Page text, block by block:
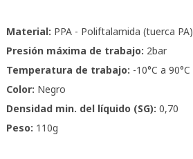
Material: PPA - Poliftalamida (tuerca PA)
Presión máxima de trabajo: 2bar
Temperatura de trabajo: -10°C a 90°C
Color: Negro
Densidad min. del líquido (SG): 0,70
Peso: 110g